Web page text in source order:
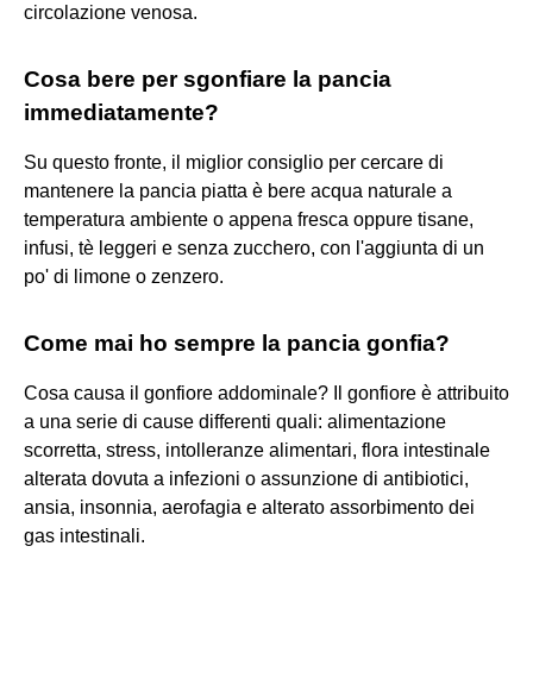
circolazione venosa.
Cosa bere per sgonfiare la pancia
immediatamente?
Su questo fronte, il miglior consiglio per cercare di
mantenere la pancia piatta è bere acqua naturale a
temperatura ambiente o appena fresca oppure tisane,
infusi, tè leggeri e senza zucchero, con l'aggiunta di un
po' di limone o zenzero.
Come mai ho sempre la pancia gonfia?
Cosa causa il gonfiore addominale? Il gonfiore è attribuito
a una serie di cause differenti quali: alimentazione
scorretta, stress, intolleranze alimentari, flora intestinale
alterata dovuta a infezioni o assunzione di antibiotici,
ansia, insonnia, aerofagia e alterato assorbimento dei
gas intestinali.